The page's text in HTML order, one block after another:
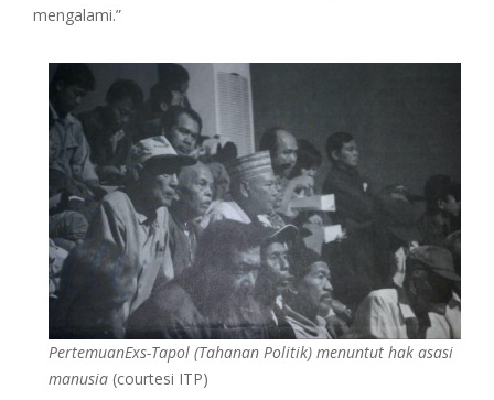
mengalami.”
PertemuanExs-Tapol (Tahanan Politik) menuntut hak asasi
manusia (courtesi ITP)